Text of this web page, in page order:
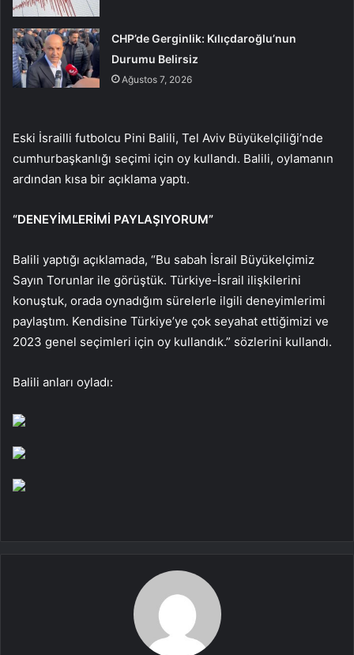
CHP’de Gerginlik: Kılıçdaroğlu’nun
Durumu Belirsiz
Ağustos 7, 2026
Eski İsrailli futbolcu Pini Balili, Tel Aviv Büyükelçiliği’nde
cumhurbaşkanlığı seçimi için oy kullandı. Balili, oylamanın
ardından kısa bir açıklama yaptı.
“DENEYİMLERİMİ PAYLAŞIYORUM”
Balili yaptığı açıklamada, “Bu sabah İsrail Büyükelçimiz
Sayın Torunlar ile görüştük. Türkiye-İsrail ilişkilerini
konuştuk, orada oynadığım sürelerle ilgili deneyimlerimi
paylaştım. Kendisine Türkiye’ye çok seyahat ettiğimizi ve
2023 genel seçimleri için oy kullandık.” sözlerini kullandı.
Balili anları oyladı: